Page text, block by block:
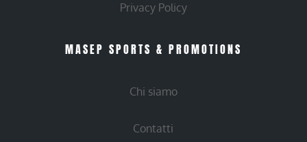
Privacy Policy
MASEP SPORTS & PROMOTIONS
Chi siamo
Contatti